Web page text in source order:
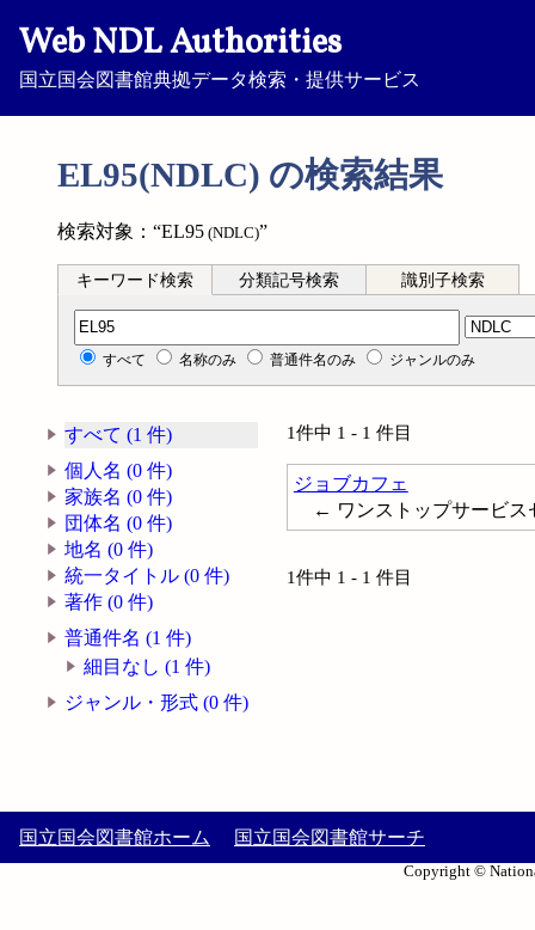
Web NDL Authorities
国立国会図書館典拠データ検索・提供サービス
EL95(NDLC) の検索結果
検索対象：“EL95 (NDLC)”
キーワード検索 分類記号検索 識別子検索
分類記号検索
すべて 名称のみ 普通件名のみ ジャンルのみ
すべて (1 件)
個人名 (0 件)
家族名 (0 件)
団体名 (0 件)
地名 (0 件)
統一タイトル (0 件)
著作 (0 件)
普通件名 (1 件)
細目なし (1 件)
ジャンル・形式 (0 件)
1件中 1 - 1 件目
ジョブカフェ
← ワンストップサービス
1件中 1 - 1 件目
国立国会図書館ホーム 国立国会図書館サーチ
Copyright ©